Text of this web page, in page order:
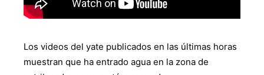
Los videos del yate publicados en las últimas horas
muestran que ha entrado agua en la zona de